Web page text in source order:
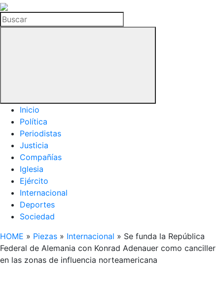
La
Hemeroteca
del
Buscar
Inicio
Política
Periodistas
Justicia
Compañías
Iglesia
Ejército
Internacional
Deportes
Sociedad
HOME » Piezas » Internacional » Se funda la República
Federal de Alemania con Konrad Adenauer como canciller
en las zonas de influencia norteamericana